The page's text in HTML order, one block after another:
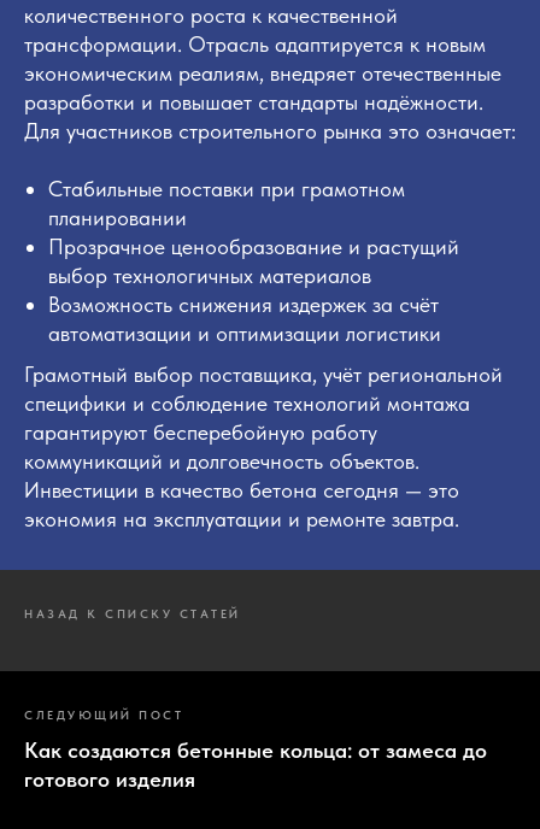
количественного роста к качественной
трансформации. Отрасль адаптируется к новым
экономическим реалиям, внедряет отечественные
разработки и повышает стандарты надёжности.
Для участников строительного рынка это означает:
Стабильные поставки при грамотном
планировании
Прозрачное ценообразование и растущий
выбор технологичных материалов
Возможность снижения издержек за счёт
автоматизации и оптимизации логистики
Грамотный выбор поставщика, учёт региональной
специфики и соблюдение технологий монтажа
гарантируют бесперебойную работу
коммуникаций и долговечность объектов.
Инвестиции в качество бетона сегодня — это
экономия на эксплуатации и ремонте завтра.
НАЗАД К СПИСКУ СТАТЕЙ
СЛЕДУЮЩИЙ ПОСТ
Как создаются бетонные кольца: от замеса до
готового изделия